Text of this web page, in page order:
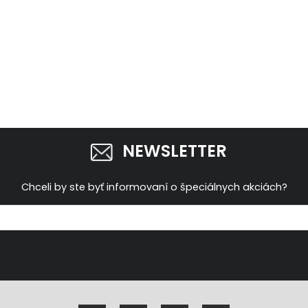
NEWSLETTER
Chceli by ste byť informovaní o špeciálnych akciách?